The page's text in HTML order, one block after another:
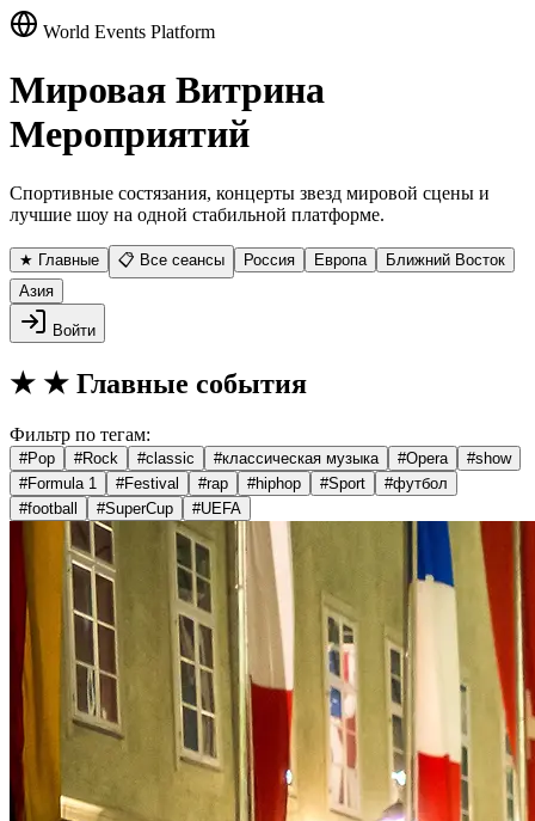
World Events Platform
Мировая Витрина
Мероприятий
Спортивные состязания, концерты звезд мировой сцены и
лучшие шоу на одной стабильной платформе.
★ Главные 📋 Все сеансы Россия Европа
Ближний Восток
Азия
Войти
★ ★ Главные события
Фильтр по тегам:
#Pop #Rock #classic #классическая музыка #Opera #show
#Formula 1 #Festival #rap #hiphop #Sport #футбол
#football #SuperCup #UEFA